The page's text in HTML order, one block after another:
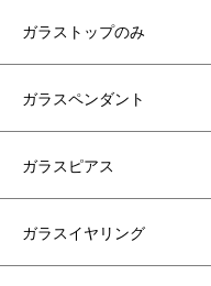
ガラストップのみ
ガラスペンダント
ガラスピアス
ガラスイヤリング